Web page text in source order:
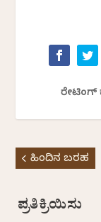
ರೇಟಿಂಗ್
ಹಿಂದಿನ ಬರಹ